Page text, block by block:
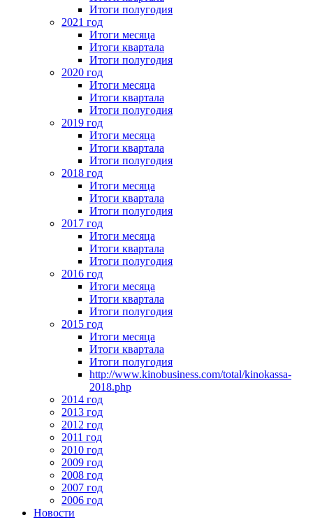
Итоги полугодия
2021 год
Итоги месяца
Итоги квартала
Итоги полугодия
2020 год
Итоги месяца
Итоги квартала
Итоги полугодия
2019 год
Итоги месяца
Итоги квартала
Итоги полугодия
2018 год
Итоги месяца
Итоги квартала
Итоги полугодия
2017 год
Итоги месяца
Итоги квартала
Итоги полугодия
2016 год
Итоги месяца
Итоги квартала
Итоги полугодия
2015 год
Итоги месяца
Итоги квартала
Итоги полугодия
http://www.kinobusiness.com/total/kinokassa-
2018.php
2014 год
2013 год
2012 год
2011 год
2010 год
2009 год
2008 год
2007 год
2006 год
Новости